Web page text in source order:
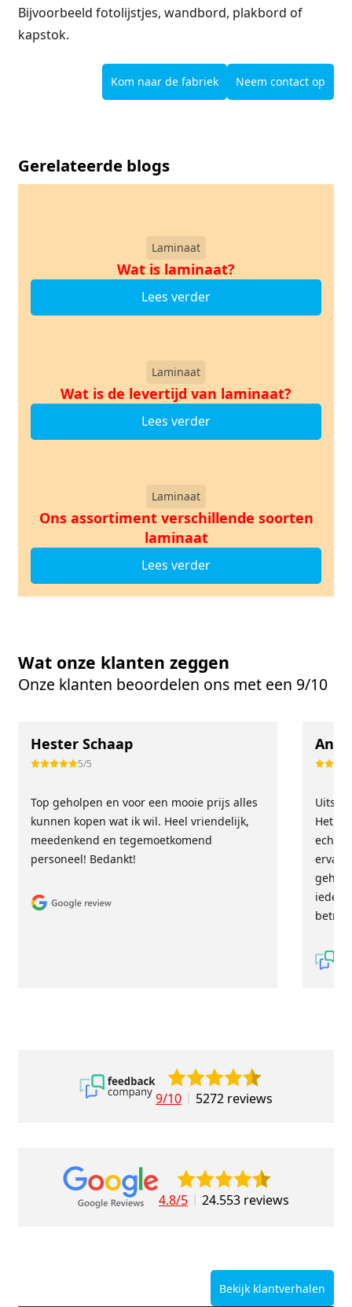
Bijvoorbeeld fotolijstjes, wandbord, plakbord of
kapstok.
Kom naar de fabriek Neem contact op
Gerelateerde blogs
Laminaat
Wat is laminaat?
Lees verder
Laminaat
Wat is de levertijd van laminaat?
Lees verder
Laminaat
Ons assortiment verschillende soorten
laminaat
Lees verder
Wat onze klanten zeggen
Onze klanten beoordelen ons met een 9/10
Hester Schaap
5/5
Top geholpen en voor een mooie prijs alles
kunnen kopen wat ik wil. Heel vriendelijk,
meedenkend en tegemoetkomend
personeel! Bedankt!
Het
echt
9/10 5272 reviews
4.8/5 24.553 reviews
Bekijk klantverhalen